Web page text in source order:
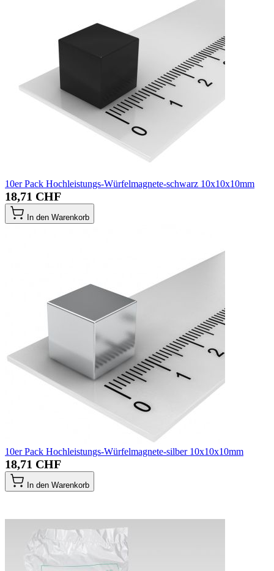
10er Pack Hochleistungs-Würfelmagnete-schwarz 10x10x10mm
18,71 CHF
In den Warenkorb
10er Pack Hochleistungs-Würfelmagnete-silber 10x10x10mm
18,71 CHF
In den Warenkorb